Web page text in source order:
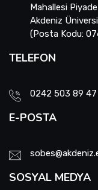
Mahallesi
Akdeniz
(Posta Kodu:
TELEFON
0242 503 89
E-POSTA
SOSYAL MEDYA